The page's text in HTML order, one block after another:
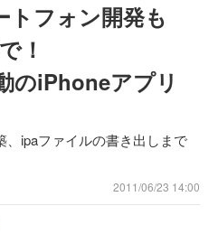
トフォン開発も
！
のiPhoneアプリ
ipaファイルの書き出しまで
2011/06/23 14:00